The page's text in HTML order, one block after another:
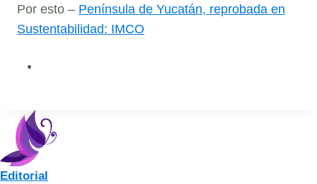
Por esto – Península de Yucatán, reprobada en
Sustentabilidad: IMCO
Editorial